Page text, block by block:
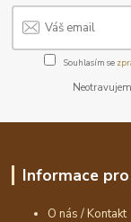
Souhlasím se
Informace
O nás / Kontakt